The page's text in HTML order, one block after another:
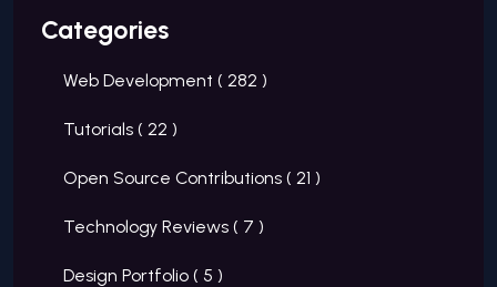
Categories
Web Development ( 282 )
Tutorials ( 22 )
Open Source Contributions ( 21 )
Technology Reviews ( 7 )
Design Portfolio ( 5 )